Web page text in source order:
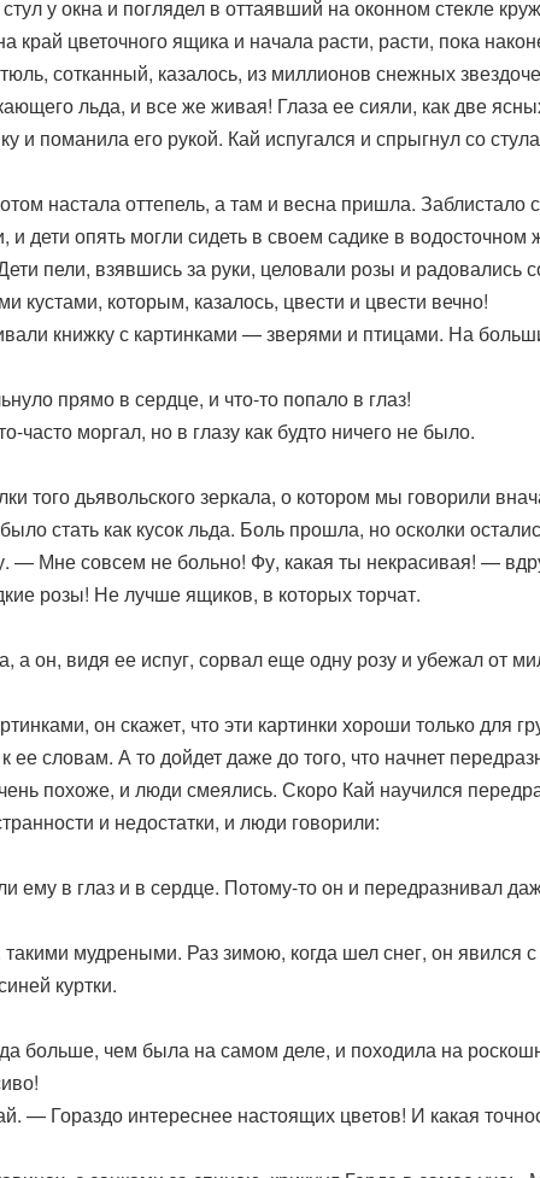
у окна и поглядел в оттаявший на оконном стекле
цветочного ящика и начала расти, расти, пока
сотканный, казалось, из миллионов снежных
льда, и все же живая! Глаза ее сияли, как две
и поманила его рукой. Кай испугался и спрыгнул со
настала оттепель, а там и весна пришла. Заблистало
и дети опять могли сидеть в своем садике в
пели, взявшись за руки, целовали розы и радовались
кустами, которым, казалось, цвести и цвести вечно!
книжку с картинками — зверями и птицами. На
прямо в сердце, и что-то попало в глаз!
моргал, но в глазу как будто ничего не было.
того дьявольского зеркала, о котором мы говорили
стать как кусок льда. Боль прошла, но осколки
Мне совсем не больно! Фу, какая ты некрасивая! —
розы! Не лучше ящиков, в которых торчат.
он, видя ее испуг, сорвал еще одну розу и убежал от
он скажет, что эти картинки хороши только для
словам. А то дойдет даже до того, что начнет
похоже, и люди смеялись. Скоро Кай научился
и недостатки, и люди говорили:
ему в глаз и в сердце. Потому-то он и передразнивал
мудреными. Раз зимою, когда шел снег, он явился
куртки.
больше, чем была на самом деле, и походила на
— Гораздо интереснее настоящих цветов! И какая